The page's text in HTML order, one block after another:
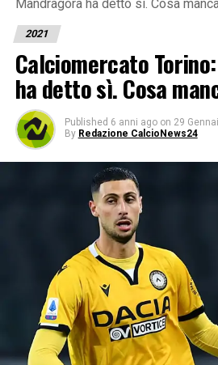
Mandragora ha detto sì. Cosa
2021
Calciomercato
ha detto sì. Cosa
Published 6 anni ago on 29
By Redazione CalcioNews24